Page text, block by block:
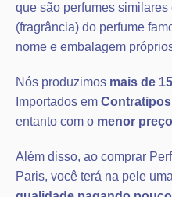
que são perfumes
(fragrância) do perfume
nome e embalagem
Nós produzimos mais de
Importados em
entanto com o menor
Além disso, ao comprar
Paris, você terá na pele uma